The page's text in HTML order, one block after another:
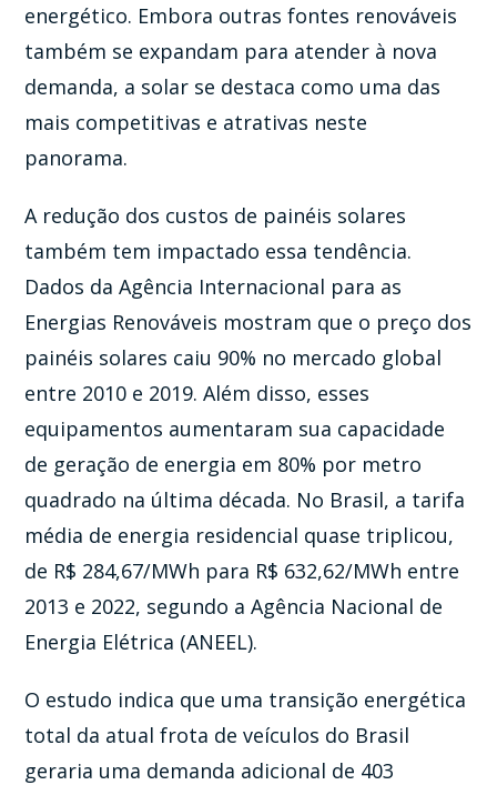
energético. Embora outras fontes renováveis
também se expandam para atender à nova
demanda, a solar se destaca como uma das
mais competitivas e atrativas neste
panorama.
A redução dos custos de painéis solares
também tem impactado essa tendência.
Dados da Agência Internacional para as
Energias Renováveis mostram que o preço dos
painéis solares caiu 90% no mercado global
entre 2010 e 2019. Além disso, esses
equipamentos aumentaram sua capacidade
de geração de energia em 80% por metro
quadrado na última década. No Brasil, a tarifa
média de energia residencial quase triplicou,
de R$ 284,67/MWh para R$ 632,62/MWh entre
2013 e 2022, segundo a Agência Nacional de
Energia Elétrica (ANEEL).
O estudo indica que uma transição energética
total da atual frota de veículos do Brasil
geraria uma demanda adicional de 403